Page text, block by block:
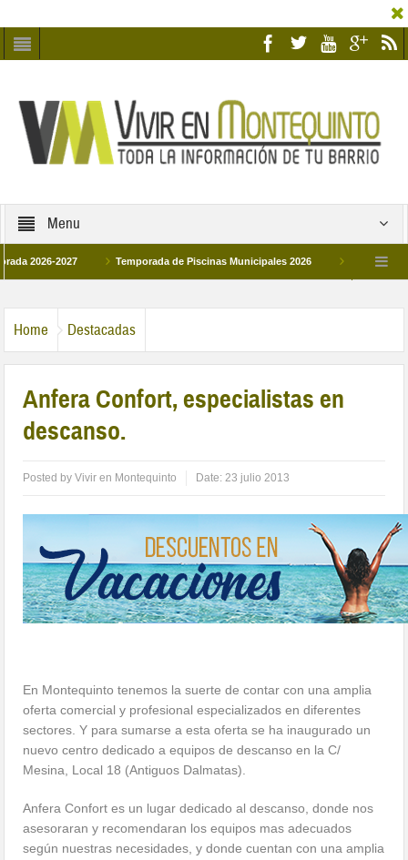
Menu
2027 Temporada de Piscinas Municipales 2026 Los Campus de
Home Destacadas
Anfera Confort, especialistas en
descanso.
Posted byVivir en Montequinto Date:23 julio 2013
En Montequinto tenemos la suerte de contar con una amplia
oferta comercial y profesional especializados en diferentes
sectores. Y para sumarse a esta oferta se ha inaugurado un
nuevo centro dedicado a equipos de descanso en la C/
Mesina, Local 18 (Antiguos Dalmatas).
Anfera Confort es un lugar dedicado al descanso, donde nos
asesoraran y recomendaran los equipos mas adecuados
según nuestras necesidades, y donde cuentan con una amplia